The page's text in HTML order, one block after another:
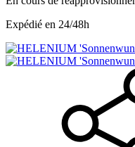
Expédié en 24/48h